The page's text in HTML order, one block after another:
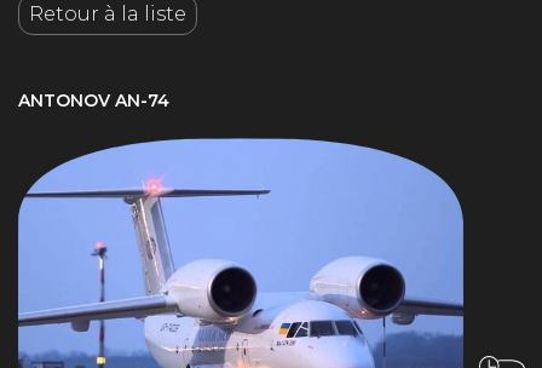
Retour à la liste
ANTONOV AN-74